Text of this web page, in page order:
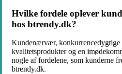
Hvilke fordele oplever
hos btrendy.dk?
Kundenærvær, konkurrencedygtige
kvalitetsprodukter og en
nogle af fordelene, som kunderne
btrendy.dk.